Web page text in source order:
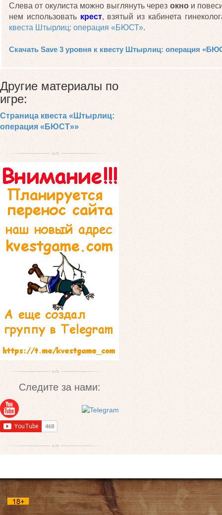
Слева от окулиста можно выглянуть через окнои
нем использовать крест, взятый из кабинета
квеста Штырлиц: операция «БЮСТ».
Скачать Save 3 уровня к квесту Штырлиц: операция
Другие материалы по
игре:
Страница квеста «Штырлиц:
операция «БЮСТ»»
Следите за нами: